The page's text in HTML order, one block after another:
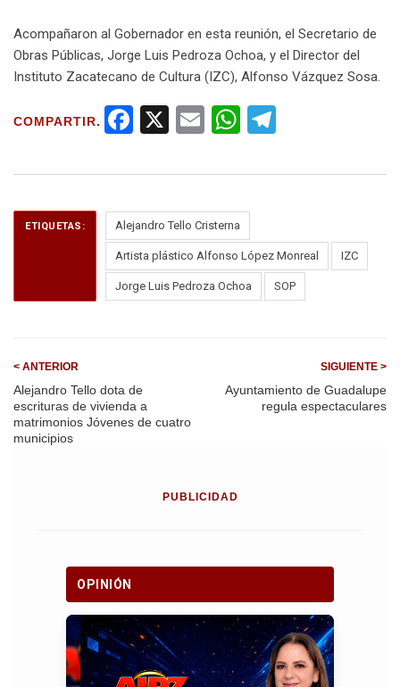
Acompañaron al Gobernador en esta reunión, el Secretario de
Obras Públicas, Jorge Luis Pedroza Ochoa, y el Director del
Instituto Zacatecano de Cultura (IZC), Alfonso Vázquez Sosa.
COMPARTIR.
F
ce
b
o
o
k
X
E
ail
W
at
s
A
p
p
e
a
m
ETIQUETAS: Alejandro Tello Cristerna
Artista plástico Alfonso López Monreal IZC
Jorge Luis Pedroza Ochoa SOP
< ANTERIOR
Alejandro Tello dota de
escrituras de vivienda a
matrimonios Jóvenes de cuatro
municipios
SIGUIENTE >
Ayuntamiento de Guadalupe
regula espectaculares
PUBLICIDAD
OPINIÓN